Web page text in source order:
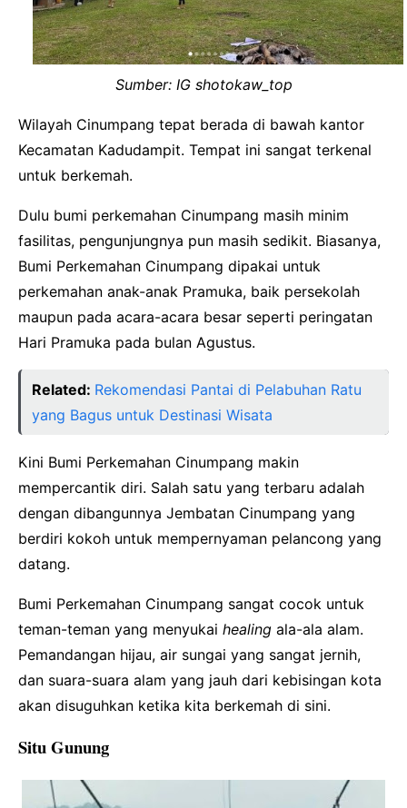
Sumber: IG shotokaw_top
Wilayah Cinumpang tepat berada di bawah kantor
Kecamatan Kadudampit. Tempat ini sangat terkenal
untuk berkemah.
Dulu bumi perkemahan Cinumpang masih minim
fasilitas, pengunjungnya pun masih sedikit. Biasanya,
Bumi Perkemahan Cinumpang dipakai untuk
perkemahan anak-anak Pramuka, baik persekolah
maupun pada acara-acara besar seperti peringatan
Hari Pramuka pada bulan Agustus.
Related: Rekomendasi Pantai di Pelabuhan Ratu
yang Bagus untuk Destinasi Wisata
Kini Bumi Perkemahan Cinumpang makin
mempercantik diri. Salah satu yang terbaru adalah
dengan dibangunnya Jembatan Cinumpang yang
berdiri kokoh untuk mempernyaman pelancong yang
datang.
Bumi Perkemahan Cinumpang sangat cocok untuk
teman-teman yang menyukai healing ala-ala alam.
Pemandangan hijau, air sungai yang sangat jernih,
dan suara-suara alam yang jauh dari kebisingan kota
akan disuguhkan ketika kita berkemah di sini.
Situ Gunung